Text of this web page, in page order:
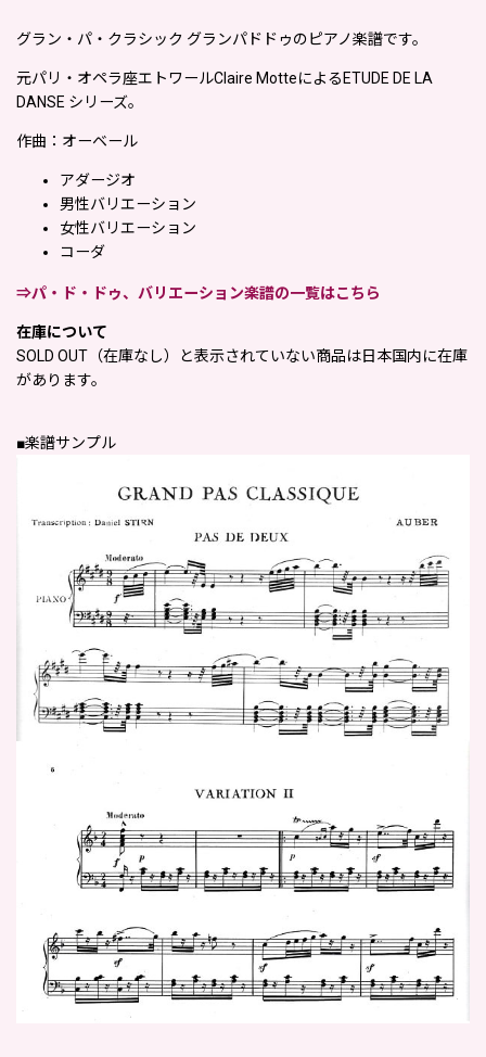
グラン・パ・クラシック グランパドドゥのピアノ楽譜です。
元パリ・オペラ座エトワールClaire MotteによるETUDE DE LA
DANSE シリーズ。
作曲：オーベール
アダージオ
男性バリエーション
女性バリエーション
コーダ
⇒パ・ド・ドゥ、バリエーション楽譜の一覧はこちら
在庫について
SOLD OUT（在庫なし）と表示されていない商品は日本国内に在庫
があります。
■楽譜サンプル